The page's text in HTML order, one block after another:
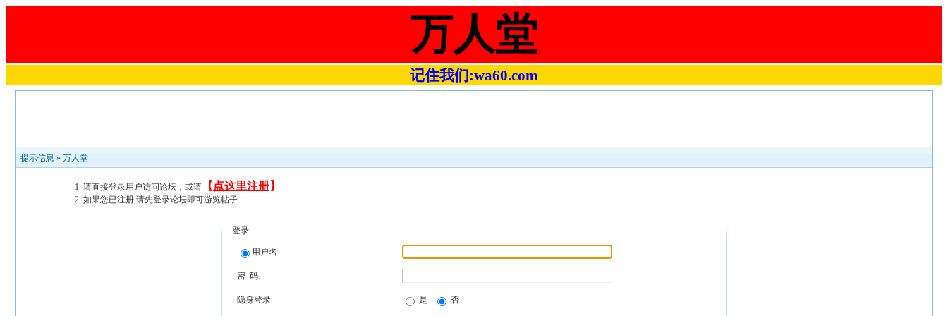
万人堂
记住我们:wa60.com
提示信息 » 万人堂
请直接登录用户访问论坛，或请【 点这里注册】
如果您已注册,请先登录论坛即可游览帖子
登录
用户名
密 码
隐身登录 是 否